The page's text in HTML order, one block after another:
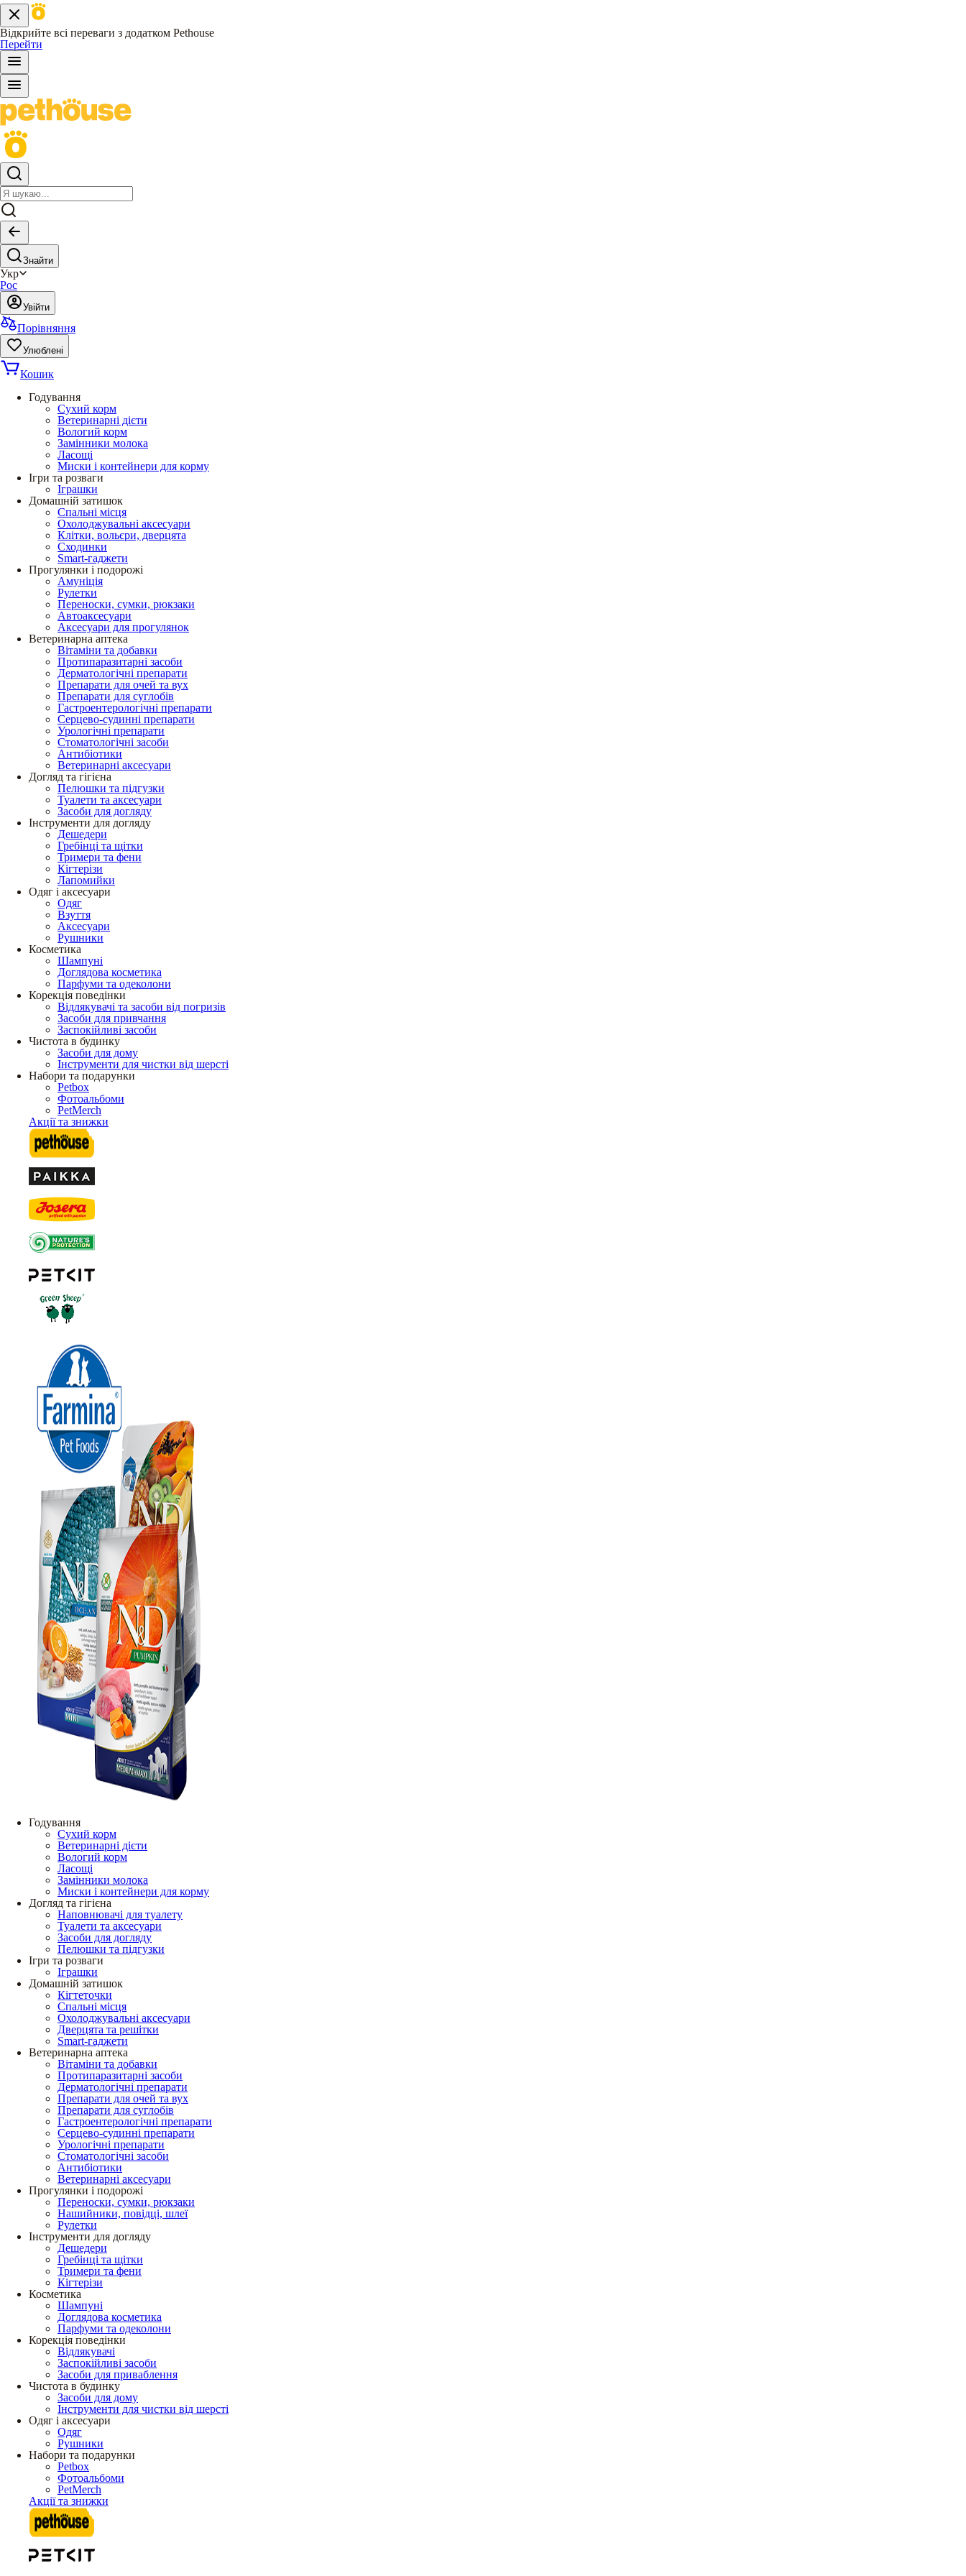
Відкрийте всі переваги з додатком Pethouse
Перейти
Знайти
Укр
Рос
Увійти
Порівняння
Улюблені
Кошик
Годування
Сухий корм
Ветеринарні дієти
Вологий корм
Замінники молока
Ласощі
Миски і контейнери для корму
Ігри та розваги
Іграшки
Домашній затишок
Спальні місця
Охолоджувальні аксесуари
Клітки, вольєри, дверцята
Сходинки
Smart-гаджети
Прогулянки і подорожі
Амуніція
Рулетки
Переноски, сумки, рюкзаки
Автоаксесуари
Аксесуари для прогулянок
Ветеринарна аптека
Вітаміни та добавки
Протипаразитарні засоби
Дерматологічні препарати
Препарати для очей та вух
Препарати для суглобів
Гастроентерологічні препарати
Серцево-судинні препарати
Урологічні препарати
Стоматологічні засоби
Антибіотики
Ветеринарні аксесуари
Догляд та гігієна
Пелюшки та підгузки
Туалети та аксесуари
Засоби для догляду
Інструменти для догляду
Дешедери
Гребінці та щітки
Тримери та фени
Кігтерізи
Лапомийки
Одяг і аксесуари
Одяг
Взуття
Аксесуари
Рушники
Косметика
Шампуні
Доглядова косметика
Парфуми та одеколони
Корекція поведінки
Відлякувачі та засоби від погризів
Засоби для привчання
Заспокійливі засоби
Чистота в будинку
Засоби для дому
Інструменти для чистки від шерсті
Набори та подарунки
Petbox
Фотоальбоми
PetMerch
Акції та знижки
Годування
Сухий корм
Ветеринарні дієти
Вологий корм
Ласощі
Замінники молока
Миски і контейнери для корму
Догляд та гігієна
Наповнювачі для туалету
Туалети та аксесуари
Засоби для догляду
Пелюшки та підгузки
Ігри та розваги
Іграшки
Домашній затишок
Кігтеточки
Спальні місця
Охолоджувальні аксесуари
Дверцята та решітки
Smart-гаджети
Ветеринарна аптека
Вітаміни та добавки
Протипаразитарні засоби
Дерматологічні препарати
Препарати для очей та вух
Препарати для суглобів
Гастроентерологічні препарати
Серцево-судинні препарати
Урологічні препарати
Стоматологічні засоби
Антибіотики
Ветеринарні аксесуари
Прогулянки і подорожі
Переноски, сумки, рюкзаки
Нашийники, повідці, шлеї
Рулетки
Інструменти для догляду
Дешедери
Гребінці та щітки
Тримери та фени
Кігтерізи
Косметика
Шампуні
Доглядова косметика
Парфуми та одеколони
Корекція поведінки
Відлякувачі
Заспокійливі засоби
Засоби для приваблення
Чистота в будинку
Засоби для дому
Інструменти для чистки від шерсті
Одяг і аксесуари
Одяг
Рушники
Набори та подарунки
Petbox
Фотоальбоми
PetMerch
Акції та знижки